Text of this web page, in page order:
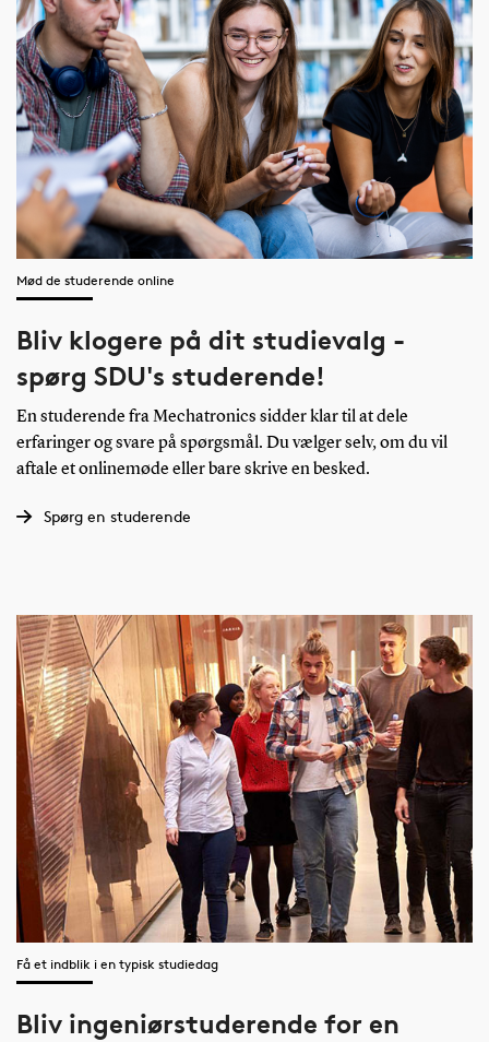
Mød de studerende online
Bliv klogere på dit studievalg -
spørg SDU's studerende!
En studerende fra Mechatronics sidder klar til at dele
erfaringer og svare på spørgsmål. Du vælger selv, om du vil
aftale et onlinemøde eller bare skrive en besked.
Spørg en studerende
Få et indblik i en typisk studiedag
Bliv ingeniørstuderende for en